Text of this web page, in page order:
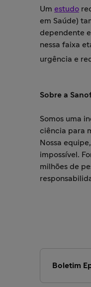
Um estudo
em Saúde)
dependente
nessa faixa
urgência e
Sobre a
Somos uma
ciência para
Nossa
impossível.
milhões de
Boletim